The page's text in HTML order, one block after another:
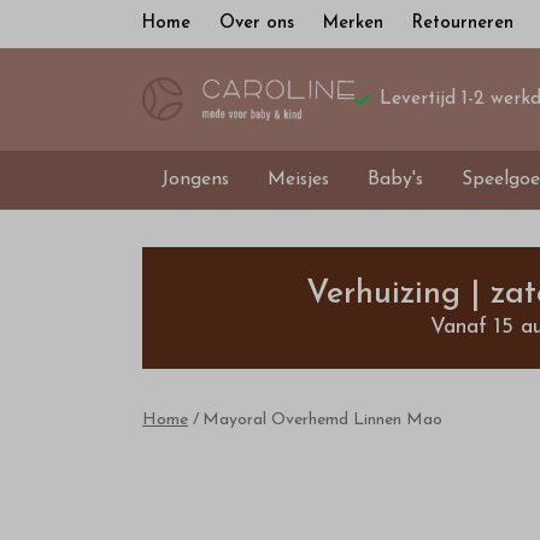
Home Over ons Merken Retourneren
Levertijd 1-2
Jongens Meisjes Baby's
Mayoral
Overhemd
Linnen
Verhuizing |
Vanaf 15
Home Mayoral Overhemd Linnen Mao